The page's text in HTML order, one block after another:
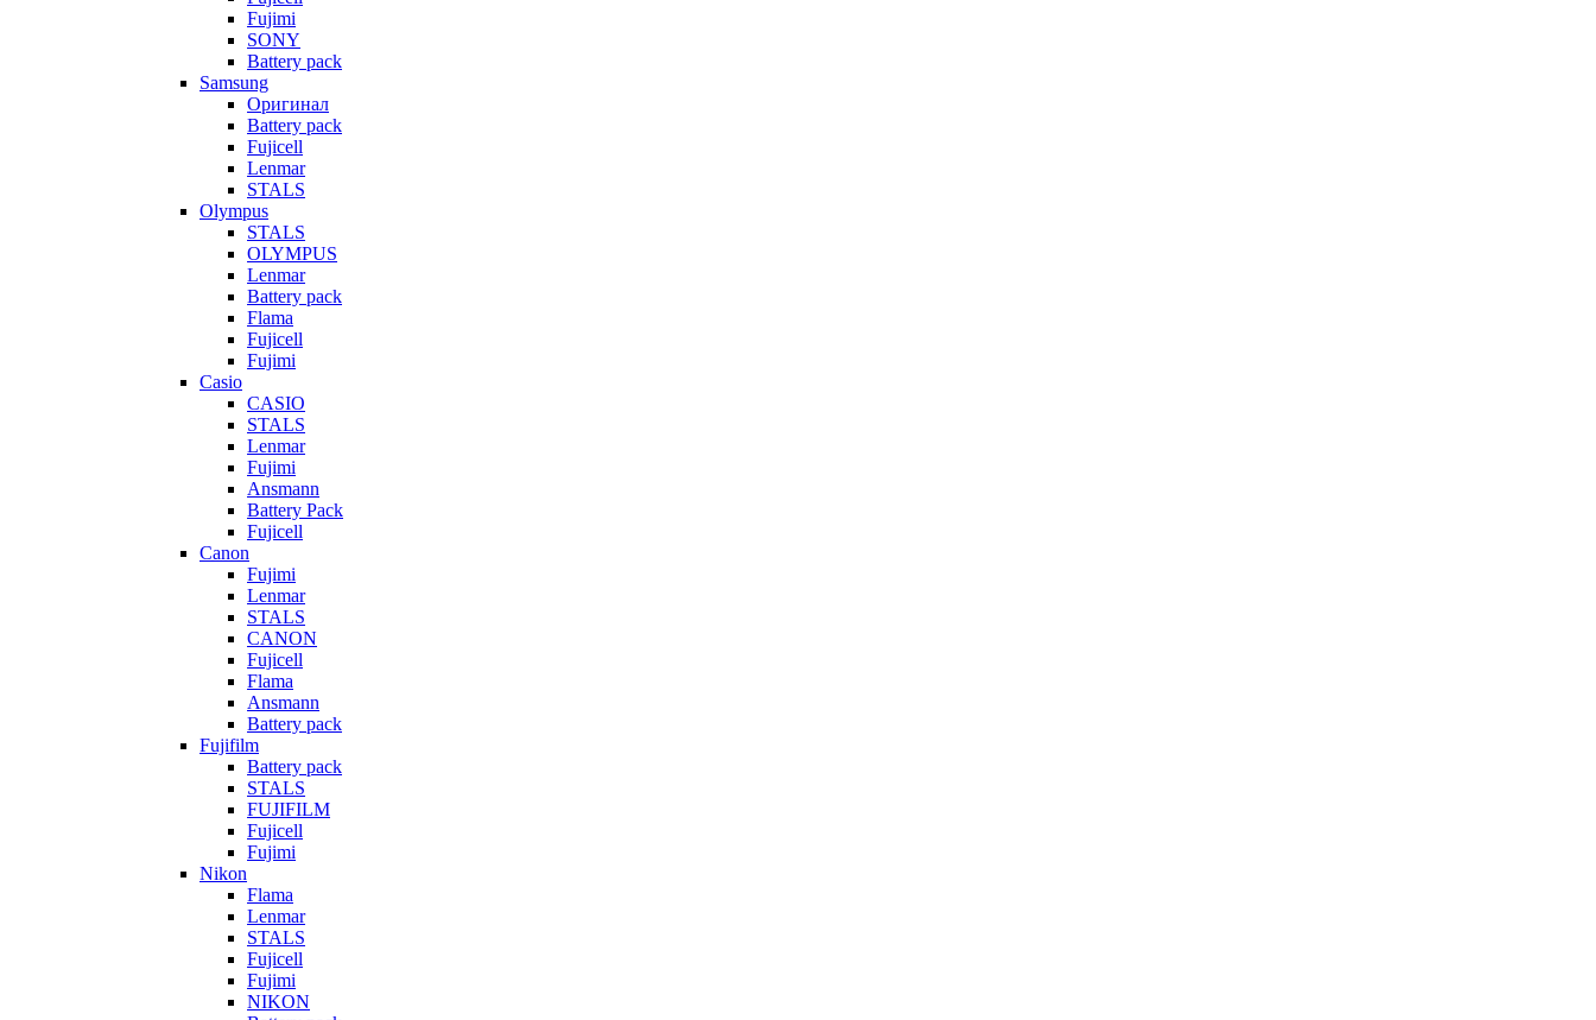
Fujimi
SONY
Battery pack
Samsung
Оригинал
Battery pack
Fujicell
Lenmar
STALS
Olympus
STALS
OLYMPUS
Lenmar
Battery pack
Flama
Fujicell
Fujimi
Casio
CASIO
STALS
Lenmar
Fujimi
Ansmann
Battery Pack
Fujicell
Canon
Fujimi
Lenmar
STALS
CANON
Fujicell
Flama
Ansmann
Battery pack
Fujifilm
Battery pack
STALS
FUJIFILM
Fujicell
Fujimi
Nikon
Flama
Lenmar
STALS
Fujicell
Fujimi
NIKON